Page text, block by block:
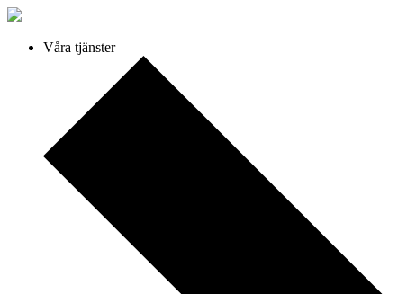
Våra tjänster